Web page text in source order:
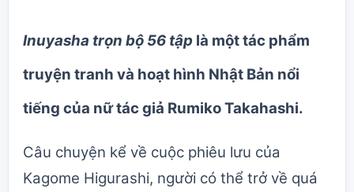
Inuyasha trọn bộ 56 tập là một tác phẩm
truyện tranh và hoạt hình Nhật Bản nổi
tiếng của nữ tác giả Rumiko Takahashi.
Câu chuyện kể về cuộc phiêu lưu của
Kagome Higurashi, người có thể trở về quá